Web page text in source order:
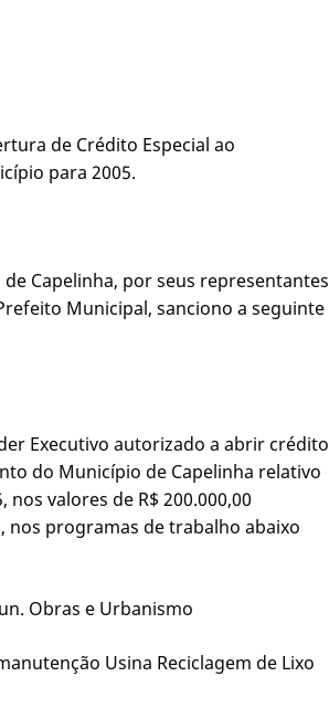
de Crédito Especial ao
para 2005.
Capelinha, por seus representantes
Municipal, sanciono a seguinte
Executivo autorizado a abrir crédito
do Município de Capelinha relativo
nos valores de R$ 200.000,00
nos programas de trabalho abaixo
Obras e Urbanismo
Usina Reciclagem de Lixo